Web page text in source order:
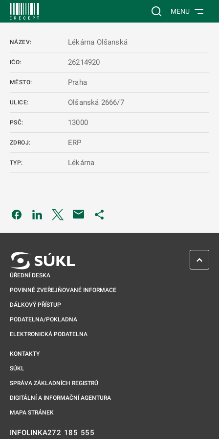
Vyhledávání na
MENU
NÁZEV: Lékárna Olšanská
IČO: 26214920
MĚSTO: Praha
ULICE: Olšanská 2666/7
PSČ: 13000
ZDROJ: ERP
TYP: Lékárna
Odkaz se otevře na nové kartě
Odkaz se otevře na nové kartě
Odkaz se otevře na nové kartě
ÚŘEDNÍ DESKA
POVINNĚ ZVEŘEJŇOVANÉ INFORMACE
DÁLKOVÝ PŘÍSTUP
PODATELNA/POKLADNA
ELEKTRONICKÁ PODATELNA
KONTAKTY
SÚKL
SPRÁVA ZÁKLADNÍCH REGISTRŮ
DIGITÁLNÍ A INFORMAČNÍ AGENTURA
MAPA STRÁNEK
INFOLINKA272 185 555
ZPĚT